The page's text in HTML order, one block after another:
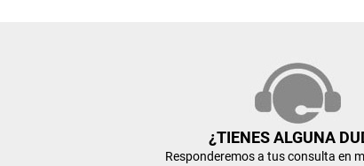
¿TIENES ALGUNA
Responderemos a tus consulta en